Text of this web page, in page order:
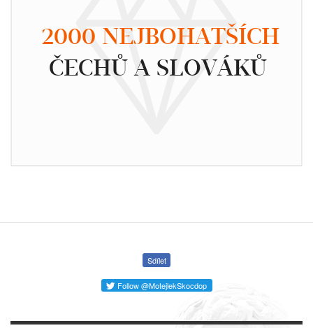
2000 NEJBOHATŠÍCH
ČECHŮ A SLOVÁKŮ
Sdílet
Follow @MotejlekSkocdop